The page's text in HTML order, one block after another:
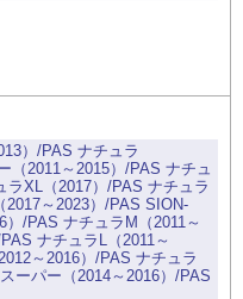
）/PAS ナチュラ
2011～2015）/PAS ナチュ
XL（2017）/PAS ナチュラ
2017～2023）/PAS SION-
/PAS ナチュラM（2011～
ナチュラL（2011～
～2016）/PAS ナチュラ
ーパー（2014～2016）/PAS